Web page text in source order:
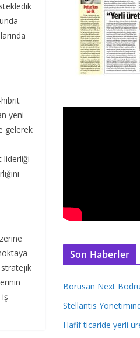
hibrit
yeni
gelerek
liderliği
stratejik
Son Haberler
Borusan Next
Stellantis
Hafif ticaride yerli